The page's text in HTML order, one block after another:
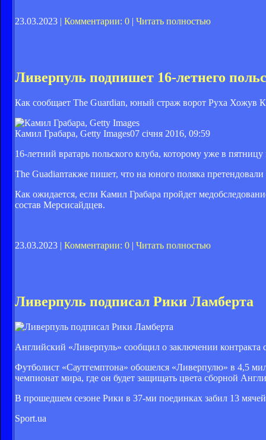
23.03.2023 | Комментарии: 0 | Читать полностью
Ливерпуль подпишет 16-летнего
Как сообщает The Guardian, юный страж ворот Руха Хожув
Камил Грабара, Getty Images07 січня 2016, 09:59
16-летний вратарь польского клуба, которому уже в
The Guadianтакже пишет, что на юного поляка
Как ожидается, если Камил Грабара пройдет
состав Мерсисайдцев.
23.03.2023 | Комментарии: 0 | Читать полностью
Ливерпуль подписал Рики Ламберта
Английский «Ливерпуль» сообщил о заключении
Футболист «Саутгемптона» обошелся «Ливерпулю» в 4,5
чемпионат мира, где он будет защищать цвета сборной
В прошедшем сезоне Рики в 37-ми поединках забил 13
Sport.ua